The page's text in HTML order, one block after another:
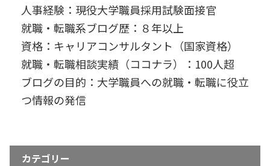
人事経験：現役大学職員採用試験面接官
就職・転職系ブログ歴：８年以上
資格：キャリアコンサルタント（国家資格）
就職・転職相談実績（ココナラ）：100人超
ブログの目的：大学職員への就職・転職に役立
つ情報の発信
カテゴリー